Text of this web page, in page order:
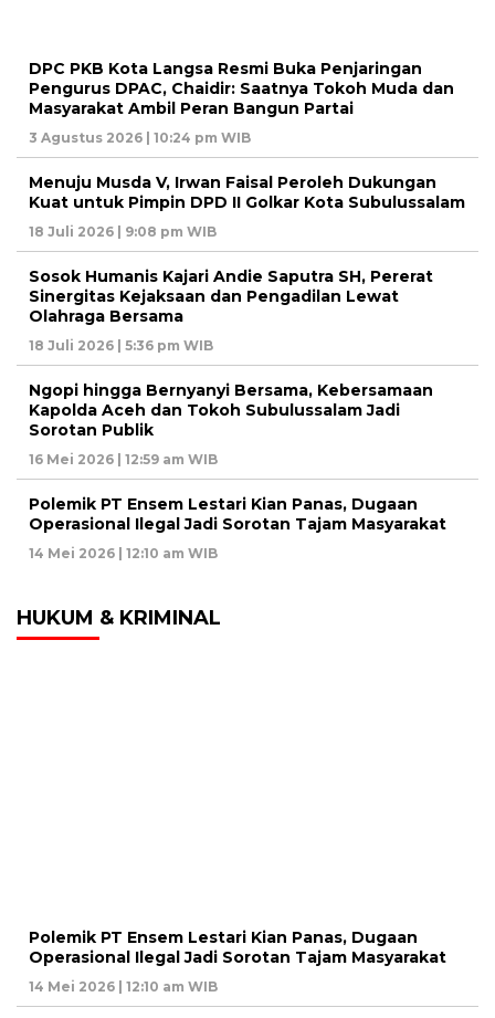
DPC PKB Kota Langsa Resmi Buka Penjaringan
Pengurus DPAC, Chaidir: Saatnya Tokoh Muda dan
Masyarakat Ambil Peran Bangun Partai
3 Agustus 2026 | 10:24 pm WIB
Menuju Musda V, Irwan Faisal Peroleh Dukungan
Kuat untuk Pimpin DPD II Golkar Kota Subulussalam
18 Juli 2026 | 9:08 pm WIB
Sosok Humanis Kajari Andie Saputra SH, Pererat
Sinergitas Kejaksaan dan Pengadilan Lewat
Olahraga Bersama
18 Juli 2026 | 5:36 pm WIB
Ngopi hingga Bernyanyi Bersama, Kebersamaan
Kapolda Aceh dan Tokoh Subulussalam Jadi
Sorotan Publik
16 Mei 2026 | 12:59 am WIB
Polemik PT Ensem Lestari Kian Panas, Dugaan
Operasional Ilegal Jadi Sorotan Tajam Masyarakat
14 Mei 2026 | 12:10 am WIB
HUKUM & KRIMINAL
Polemik PT Ensem Lestari Kian Panas, Dugaan
Operasional Ilegal Jadi Sorotan Tajam Masyarakat
14 Mei 2026 | 12:10 am WIB